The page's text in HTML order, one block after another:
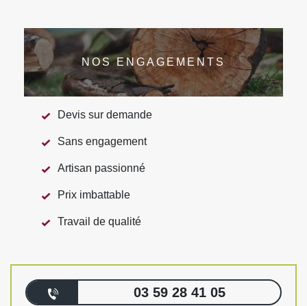
NOS ENGAGEMENTS
Devis sur demande
Sans engagement
Artisan passionné
Prix imbattable
Travail de qualité
03 59 28 41 05